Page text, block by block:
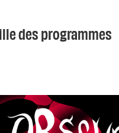
des programmes